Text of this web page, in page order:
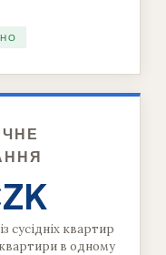
сусідніх квартир
в одному